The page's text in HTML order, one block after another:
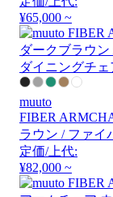
¥65,000 ~
muuto
FIBER
ラウン / ファイ
定価/上代:
¥82,000 ~